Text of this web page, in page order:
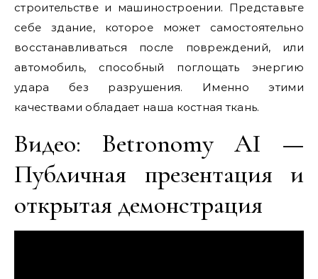
строительстве и машиностроении. Представьте
себе здание, которое может самостоятельно
восстанавливаться после повреждений, или
автомобиль, способный поглощать энергию
удара без разрушения. Именно этими
качествами обладает наша костная ткань.
Видео: Betronomy AI —
Публичная презентация и
открытая демонстрация